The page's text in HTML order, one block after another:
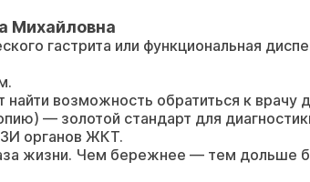
было чтото похожее на гастрит,
по тиму мандаринов или
только разве что через два
после еды? Как действовать?
Михайловна
гастрита или функциональная
найти возможность обратиться к врачу
— золотой стандарт для
органов ЖКТ.
жизни. Чем бережнее — тем дольше